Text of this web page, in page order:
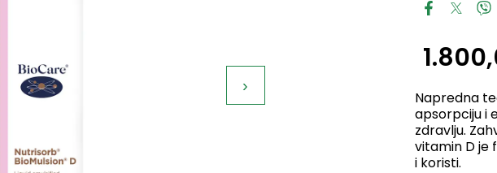
›
Napredna
apsorpciju i
zdravlju.
vitamin D je
i koristi.